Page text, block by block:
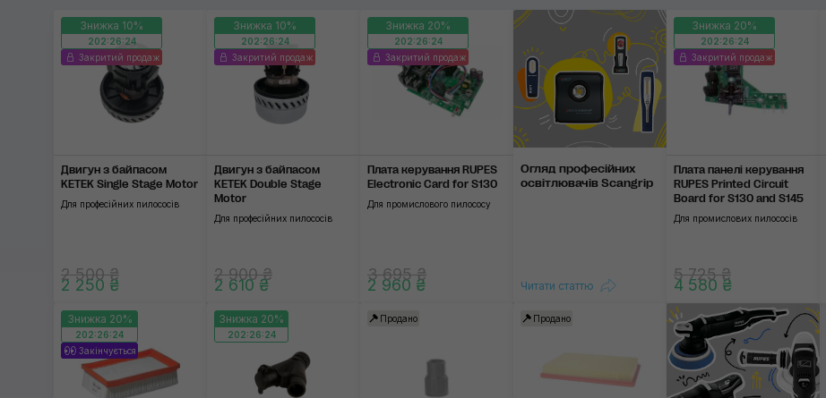
пиловидалення
Торнадори
Застосувати
Знижка 10%
202:26:23
Закритий продаж
Двигун з байпасом
KETEK Single Stage Motor
Для професійних пилососів
2 500 ₴
2 250 ₴
Знижка 10%
202:26:23
Закритий продаж
Двигун з байпасом
KETEK Double Stage
Motor
Для професійних пилососів
2 900 ₴
2 610 ₴
Знижка 20%
202:26:23
Закритий продаж
Плата керування RUPES
Electronic Card for S130
Для промислового пилососу
3 695 ₴
2 960 ₴
Огляд професій­них
освіт­люва­чів Scangrip
Читати статтю
Знижка 20%
202:26:23
Закритий продаж
Плата панелі керування
RUPES Printed Circuit
Board for S130 and S145
Для промислових пилососів
5 725 ₴
4 580 ₴
Знижка 20%
202:26:23
Закінчується
Знижка 20%
202:26:23
Продано Продано